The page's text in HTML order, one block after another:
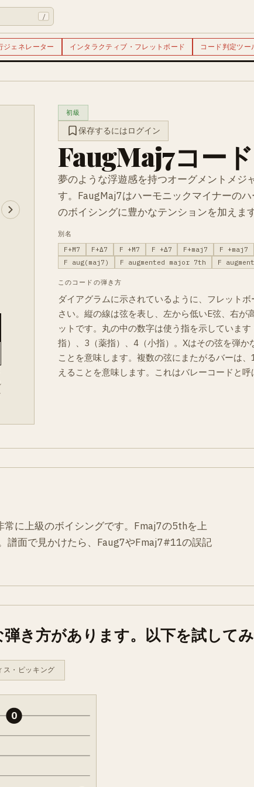
/
ジェネレーター インタラクティブ・フレットボード コード判定ツー
初級
保存するにはログイン
FaugMaj7コー
夢のような浮遊感を持つオーグメントメジ
す。FaugMaj7はハーモニックマイナーの
のボイシングに豊かなテンションを加えます
別名
F+M7
F+Δ7 F +M7 F +Δ7 F+maj7 F +maj7
F aug(maj7)
F augmented major 7th F
このコードの弾き方
ダイアグラムに示されているように、フレット
さい。縦の線は弦を表し、左から低いE弦、右が
ットです。丸の中の数字は使う指を示していま
指）、3（薬指）、4（小指）。Xはその弦を弾か
ことを意味します。複数の弦にまたがるバーは
えることを意味します。これはバレーコードと呼
に上級のボイシングです。Fmaj7の5thを上
譜面で見かけたら、Faug7やFmaj7#11の誤記
き方があります。以下を試して
ス・ピッキング
0